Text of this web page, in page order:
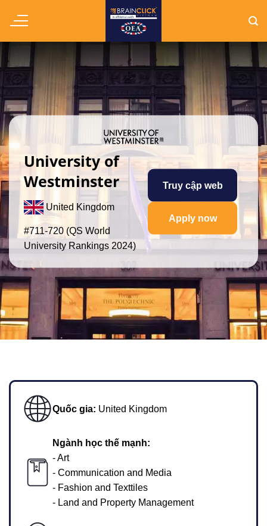
đến
dung
University of
Westminster
United Kingdom
#711-720 (QS World
University Rankings 2024)
Truy cập web
Apply now
Quốc gia: United Kingdom
Ngành học thế mạnh:
- Art
- Communication and Media
- Fashion and Texttiles
- Land and Property Management